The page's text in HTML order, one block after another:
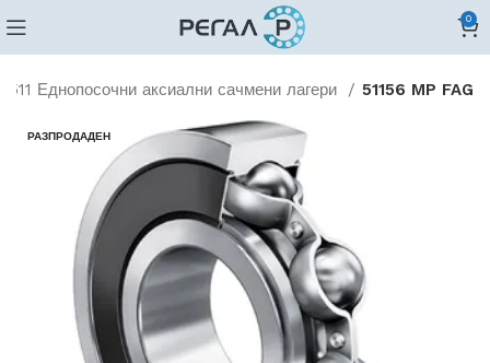
0
511 Еднопосочни аксиални сачмени лагери 51156 MP FAG
РАЗПРОДАДЕН